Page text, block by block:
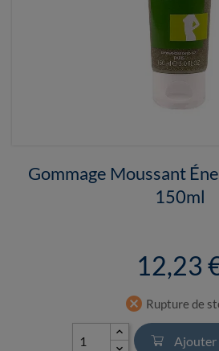
Gommage Moussant
150ml
12,23
cancel Rupture de
Ajouter